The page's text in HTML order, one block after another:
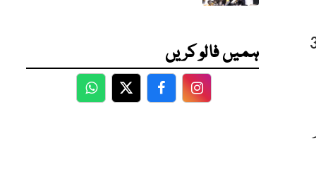
درجہ حرارت 35 ہمیں فالو کریں
WhatsApp
TwitterFacebookFacebook